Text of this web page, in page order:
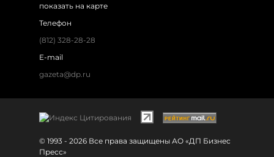
показать на карте
Телефон
(812) 328-28-28
E-mail
gazeta@dp.ru
© 1993 - 2026 Все права защищены АО «ДП Бизнес
Пресс»